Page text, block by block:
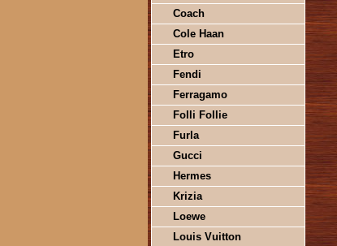
Coach
Cole Haan
Etro
Fendi
Ferragamo
Folli Follie
Furla
Gucci
Hermes
Krizia
Loewe
Louis Vuitton